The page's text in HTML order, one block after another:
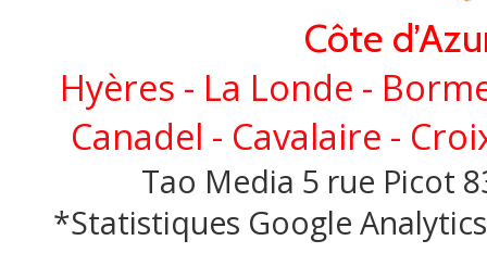
Côte
Hyères - La Londe -
Canadel - Cavalaire -
Tao Media 5 rue Picot
*Statistiques Google